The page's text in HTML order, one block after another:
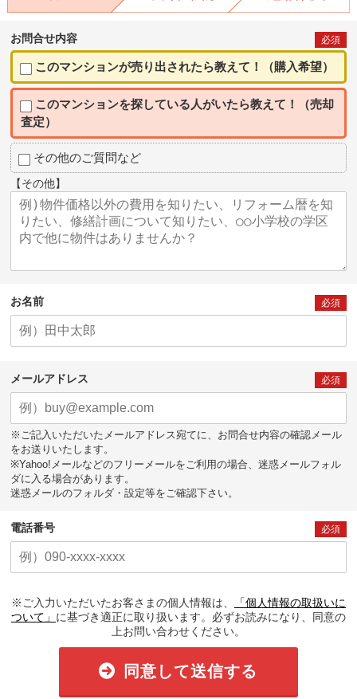
お問合せ内容 必須
このマンションが売り出されたら教えて！（購入希望）
このマンションを探している人がいたら教えて！（売却
査定）
その他のご質問など
【その他】
お名前 必須
メールアドレス 必須
※ご記入いただいたメールアドレス宛てに、お問合せ内容の確認メール
をお送りいたします。
※Yahoo!メールなどのフリーメールをご利用の場合、迷惑メールフォル
ダに入る場合があります。
迷惑メールのフォルダ・設定等をご確認下さい。
電話番号 必須
※ご入力いただいたお客さまの個人情報は、
「個人情報の取扱いに
ついて」 に基づき適正に取り扱います。必ずお読みになり、同意の
上お問い合わせください。
同意して送信する